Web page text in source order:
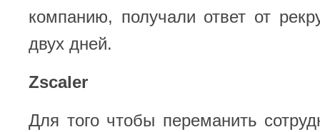
компанию, получали ответ от
двух дней.
Zscaler
Для того чтобы переманить